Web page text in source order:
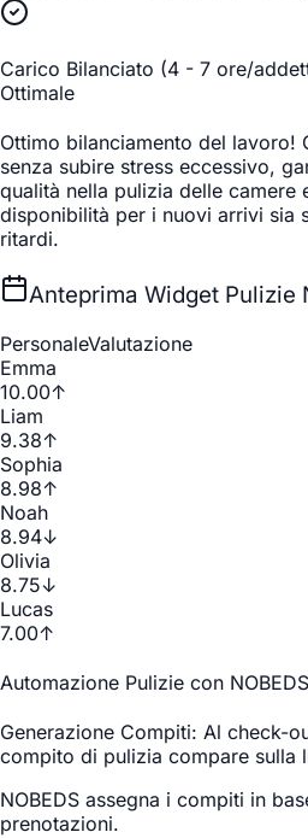
Carico Bilanciato (4 - 7 ore/
Ottimale
Ottimo bilanciamento del lavoro!
senza subire stress eccessivo,
qualità nella pulizia delle camere
disponibilità per i nuovi arrivi sia
ritardi.
Anteprima Widget Pulizie
PersonaleValutazione
Emma
10.00↑
Liam
9.38↑
Sophia
8.98↑
Noah
8.94↓
Olivia
8.75↓
Lucas
7.00↑
Automazione Pulizie con NOBEDS
Generazione Compiti: Al check-
compito di pulizia compare sulla
NOBEDS assegna i compiti in
prenotazioni.